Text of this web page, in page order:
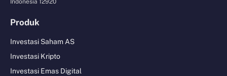
Indonesia 12920
Produk
Investasi Saham AS
Investasi Kripto
Investasi Emas Digital